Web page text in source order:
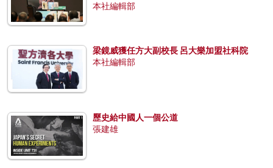
本社編輯部
梁鏡威獲任方大副校長 呂大樂加盟社科院
本社編輯部
歷史給中國人一個公道
張建雄